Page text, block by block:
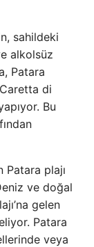
sahildeki
alkolsüz
Patara
di
Bu
Patara plajı
ve doğal
gelen
Patara
veya